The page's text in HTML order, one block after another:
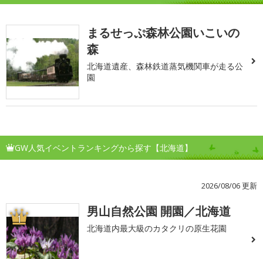
まるせっぷ森林公園いこいの
森
北海道遺産、森林鉄道蒸気機関車が走る公
園
GW人気イベントランキングから探す【北海道】
2026/08/06 更新
1 男山自然公園 開園／北海道
北海道内最大級のカタクリの原生花園